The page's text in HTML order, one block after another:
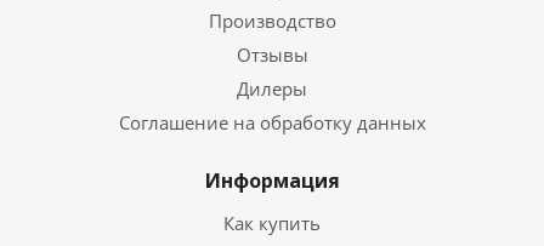
Производство
Отзывы
Дилеры
Соглашение на обработку данных
Информация
Как купить